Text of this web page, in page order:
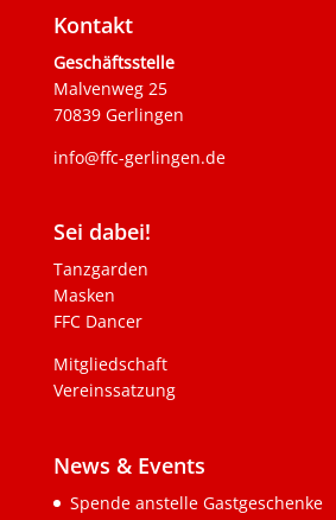
Kontakt
Geschäftsstelle
Malvenweg 25
70839 Gerlingen
info@ffc-gerlingen.de
Sei dabei!
Tanzgarden
Masken
FFC Dancer
Mitgliedschaft
Vereinssatzung
News & Events
Spende anstelle Gastgeschenke